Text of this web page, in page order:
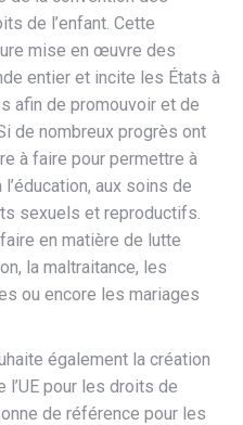
de l’enfant. Cette
mise en œuvre des
entier et incite les États à
afin de promouvoir et de
de nombreux progrès ont
à faire pour permettre à
aux soins de
sexuels et reproductifs.
en matière de lutte
la maltraitance, les
ou encore les mariages
également la création
l’UE pour les droits de
de référence pour les